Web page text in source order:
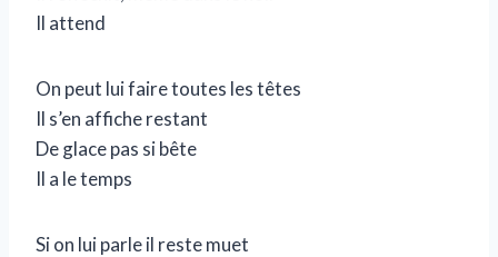
Il attend
On peut lui faire toutes les têtes
Il s’en affiche restant
De glace pas si bête
Il a le temps
Si on lui parle il reste muet